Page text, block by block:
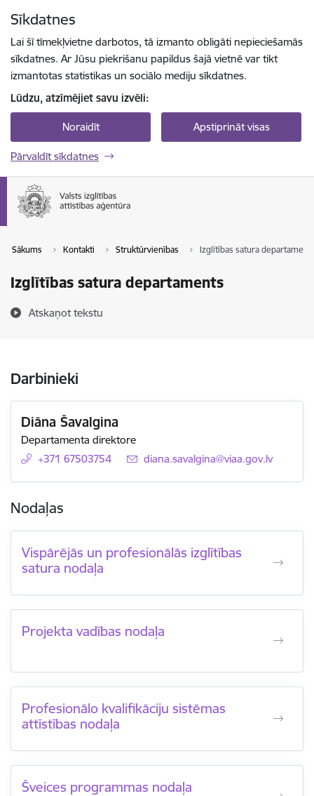
Sīkdatnes
Lai šī tīmekļvietne darbotos, tā izmanto obligāti nepieciešamās
sīkdatnes. Ar Jūsu piekrišanu papildus šajā vietnē var tikt
izmantotas statistikas un sociālo mediju sīkdatnes.
Lūdzu, atzīmējiet savu izvēli:
Noraidīt Apstiprināt visas
Pārvaldīt sīkdatnes
Sākums Kontakti Struktūrvienības Izglītības satura
Izglītības satura departaments
Atskaņot tekstu
Darbinieki
Diāna Šavalgina
Departamenta direktore
+371 67503754
E-pasts:
diana.savalgina@viaa.gov.lv
Nodaļas
Vispārējās un profesionālās izglītības
satura nodaļa
Projekta vadības nodaļa
Profesionālo kvalifikāciju sistēmas
attīstības nodaļa
Šveices programmas nodaļa